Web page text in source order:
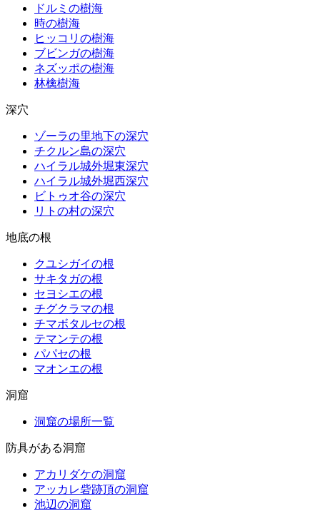
ドルミの樹海
時の樹海
ヒッコリの樹海
ブビンガの樹海
ネズッポの樹海
林檎樹海
深穴
ゾーラの里地下の深穴
チクルン島の深穴
ハイラル城外堀東深穴
ハイラル城外堀西深穴
ビトゥオ谷の深穴
リトの村の深穴
地底の根
クユシガイの根
サキタガの根
セヨシエの根
チグクラマの根
チマボタルセの根
テマンテの根
パパセの根
マオンエの根
洞窟
洞窟の場所一覧
防具がある洞窟
アカリダケの洞窟
アッカレ砦跡頂の洞窟
池辺の洞窟